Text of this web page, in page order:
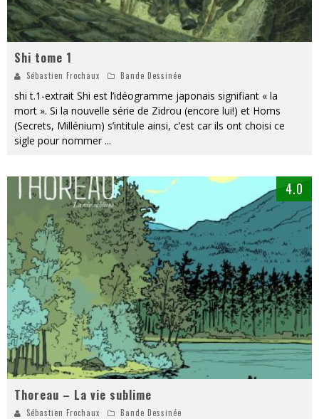
Shi tome 1
Sébastien Frochaux Bande Dessinée
shi t.1-extrait Shi est l’idéogramme japonais signifiant « la
mort ». Si la nouvelle série de Zidrou (encore lui!) et Homs
(Secrets, Millénium) s’intitule ainsi, c’est car ils ont choisi ce
sigle pour nommer ...
4.0
Thoreau – La vie sublime
Sébastien Frochaux Bande Dessinée